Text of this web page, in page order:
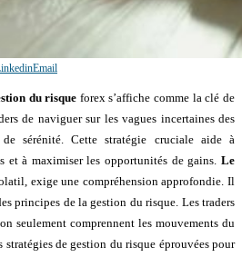
Email
du risque forex s’affiche comme la clé de
de naviguer sur les vagues incertaines des
sérénité. Cette stratégie cruciale aide à
et à maximiser les opportunités de gains. Le
exige une compréhension approfondie. Il
principes de la gestion du risque. Les traders
seulement comprennent les mouvements du
de gestion du risque éprouvées pour